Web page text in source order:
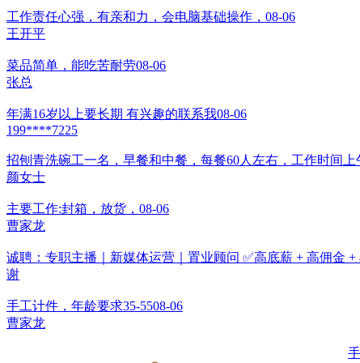
工作责任心强，有亲和力，会电脑基础操作， 08-06
王开平
菜品简单，能吃苦耐劳08-06
张总
年满16岁以上要长期 有兴趣的联系我08-06
199****7225
招刨青洗碗工一名，早餐和中餐，每餐60人左右，工作时间
颜女士
主要工作:封箱，放货， 08-06
曹家龙
诚聘：专职主播｜新媒体运营｜置业顾问 ✅高底薪 + 高佣金
谢
手工计件，年龄要求35-5508-06
曹家龙